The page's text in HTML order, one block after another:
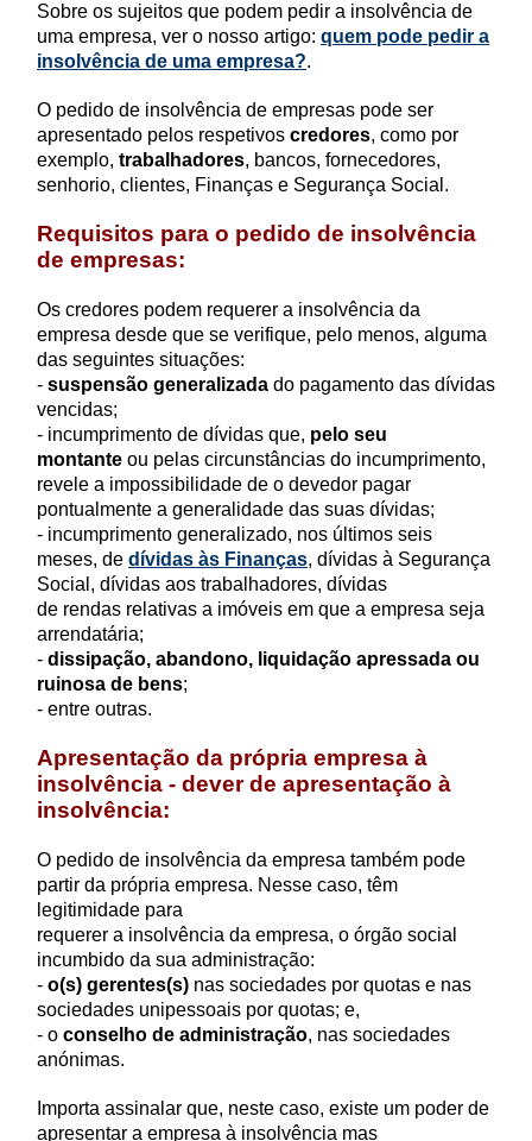
Sobre os sujeitos que podem pedir a insolvência de
uma empresa, ver o nosso artigo: quem pode pedir a
insolvência de uma empresa?.
O pedido de insolvência de empresas pode ser
apresentado pelos respetivos credores, como por
exemplo, trabalhadores, bancos, fornecedores,
senhorio, clientes, Finanças e Segurança Social.
Requisitos para o pedido de insolvência
de empresas:
Os credores podem requerer a insolvência da
empresa desde que se verifique, pelo menos, alguma
das seguintes situações:
- suspensão generalizada do pagamento das dívidas
vencidas;
- incumprimento de dívidas que, pelo seu
montante ou pelas circunstâncias do incumprimento,
revele a impossibilidade de o devedor pagar
pontualmente a generalidade das suas dívidas;
- incumprimento generalizado, nos últimos seis
meses, de dívidas às Finanças, dívidas à Segurança
Social, dívidas aos trabalhadores, dívidas
de rendas relativas a imóveis em que a empresa seja
arrendatária;
- dissipação, abandono, liquidação apressada ou
ruinosa de bens;
- entre outras.
Apresentação da própria empresa à
insolvência - dever de apresentação à
insolvência:
O pedido de insolvência da empresa também pode
partir da própria empresa. Nesse caso, têm
legitimidade para
requerer a insolvência da empresa, o órgão social
incumbido da sua administração:
- o(s) gerentes(s) nas sociedades por quotas e nas
sociedades unipessoais por quotas; e,
- o conselho de administração, nas sociedades
anónimas.
Importa assinalar que, neste caso, existe um poder de
apresentar a empresa à insolvência mas